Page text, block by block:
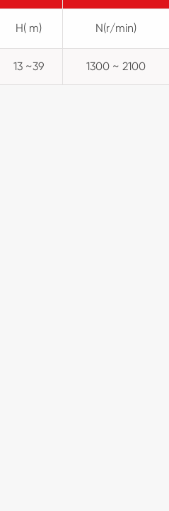
H( m) N(r/min)
13 ~39 1300 ~ 2100